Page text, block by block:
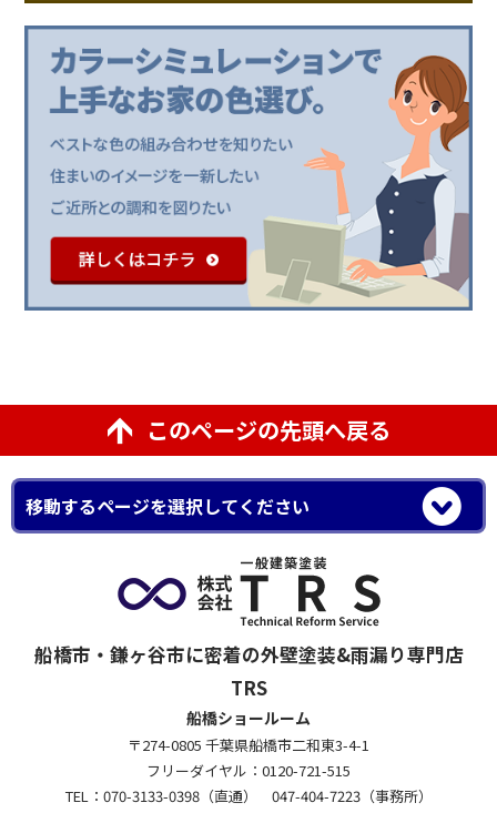
このページの先頭へ戻る
船橋市・鎌ヶ谷市に密着の外壁塗装&雨漏り専門店
TRS
船橋ショールーム
〒274-0805 千葉県船橋市二和東3-4-1
フリーダイヤル：0120-721-515
TEL：070-3133-0398（直通） 047-404-7223（事務所）